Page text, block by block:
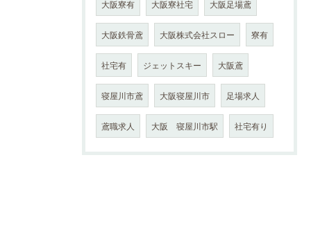
大阪寮有 大阪寮社宅 大阪足場鳶
大阪鉄骨鳶 大阪株式会社スロー 寮有
社宅有 ジェットスキー 大阪鳶
寝屋川市鳶 大阪寝屋川市 足場求人
鳶職求人 大阪 寝屋川市駅 社宅有り